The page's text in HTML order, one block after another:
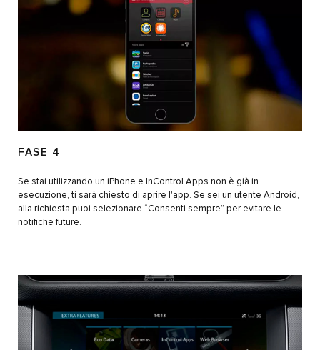
FASE 4
Se stai utilizzando un iPhone e InControl Apps non è già in
esecuzione, ti sarà chiesto di aprire l'app. Se sei un utente Android,
alla richiesta puoi selezionare “Consenti sempre” per evitare le
notifiche future.